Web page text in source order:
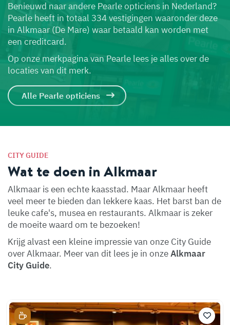
Benieuwd naar andere Pearle opticiens in Nederland?
Pearle heeft in totaal 334 vestigingen waaronder deze
in Alkmaar (De Mare) waar betaald kan worden met
een creditcard.
Op onze merkpagina van Pearle lees je alles over de
locaties van dit merk.
Alle Pearle opticiens
CITY GUIDE
Wat te doen in Alkmaar
Alkmaar is een echte kaasstad. Maar Alkmaar heeft
veel meer te bieden dan lekkere kaas. Het barst ban de
leuke cafe's, musea en restaurants. Alkmaar is zeker
de moeite waard om te bezoeken!
Krijg alvast een kleine impressie van onze City Guide
over Alkmaar. Meer van dit lees je in onzeAlkmaar
City Guide.